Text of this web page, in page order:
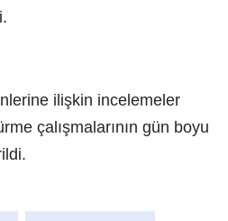
ilişkin incelemeler
çalışmalarının gün boyu